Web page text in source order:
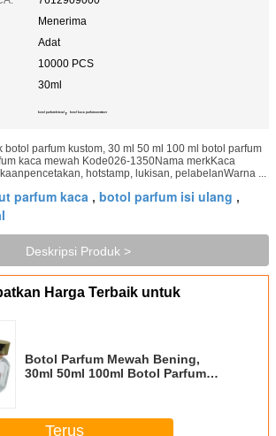
Menerima
Adat
10000 PCS
30ml
botol parfum kristal , botol kaca parfum atomiser
botol parfum kustom, 30 ml 50 ml 100 ml botol parfum
kaca mewah Kode026-1350Nama merkKaca
hotstamp, lukisan, pelabelanWarna ...
parfum kaca , botol parfum isi ulang ,
Deskripsi Produk >
Harga Terbaik untuk
Botol Parfum Mewah Bening,
30ml 50ml 100ml Botol Parfum
Terus